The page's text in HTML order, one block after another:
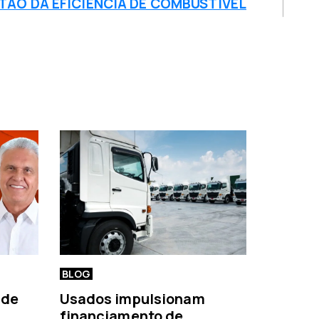
DA EFICIÊNCIA DE COMBUSTÍVEL
BLOG
Usados impulsionam